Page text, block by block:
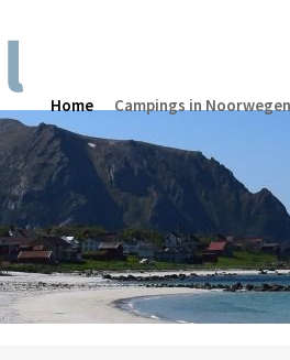
Home Campings in Noorwegen